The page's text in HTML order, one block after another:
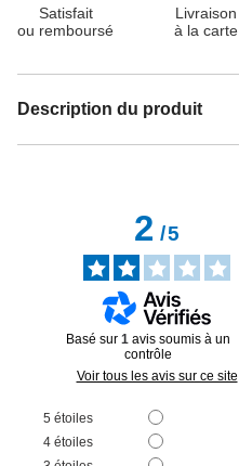
Satisfait
ou remboursé
Livraison
à la carte
Description du produit
2/5
Basé sur 1 avis soumis à un
contrôle
Voir tous les avis sur ce site
5 étoiles
4 étoiles